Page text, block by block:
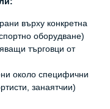
върху конкретна
оборудване)
търговци от
около специфични
занаятчии)